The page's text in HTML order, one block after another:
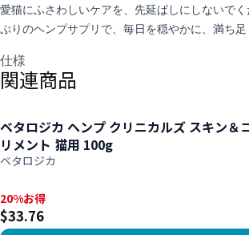
愛猫にふさわしいケアを、先延ばしにしないで
ぷりのヘンプサプリで、毎日を穏やかに、満ち足
仕様
関連商品
ベタロジカ ヘンプ クリニカルズ スキン＆
リメント 猫用 100g
ベタロジカ
20%お得, $33.76
20%お得
$33.76